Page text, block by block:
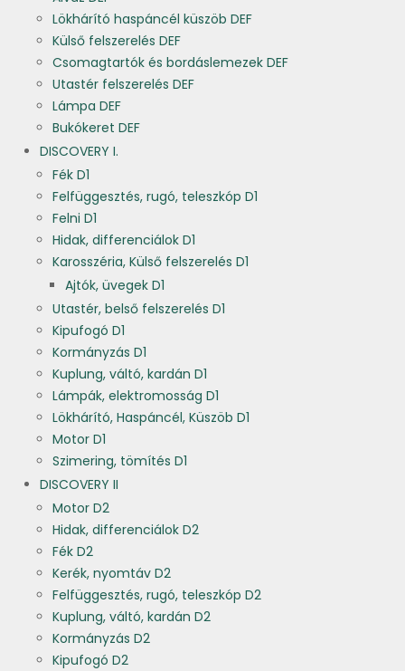
Lökhárító haspáncél küszöb DEF
Külső felszerelés DEF
Csomagtartók és bordáslemezek DEF
Utastér felszerelés DEF
Lámpa DEF
Bukókeret DEF
DISCOVERY I.
Fék D1
Felfüggesztés, rugó, teleszkóp D1
Felni D1
Hidak, differenciálok D1
Karosszéria, Külső felszerelés D1
Ajtók, üvegek D1
Utastér, belső felszerelés D1
Kipufogó D1
Kormányzás D1
Kuplung, váltó, kardán D1
Lámpák, elektromosság D1
Lökhárító, Haspáncél, Küszöb D1
Motor D1
Szimering, tömítés D1
DISCOVERY II
Motor D2
Hidak, differenciálok D2
Fék D2
Kerék, nyomtáv D2
Felfüggesztés, rugó, teleszkóp D2
Kuplung, váltó, kardán D2
Kormányzás D2
Kipufogó D2